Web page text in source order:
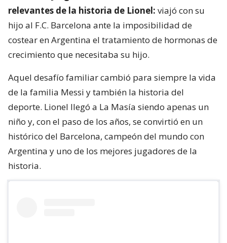
relevantes de la historia de Lionel: viajó con su
hijo al F.C. Barcelona ante la imposibilidad de
costear en Argentina el tratamiento de hormonas de
crecimiento que necesitaba su hijo.
Aquel desafío familiar cambió para siempre la vida
de la familia Messi y también la historia del
deporte. Lionel llegó a La Masía siendo apenas un
niño y, con el paso de los años, se convirtió en un
histórico del Barcelona, campeón del mundo con
Argentina y uno de los mejores jugadores de la
historia.